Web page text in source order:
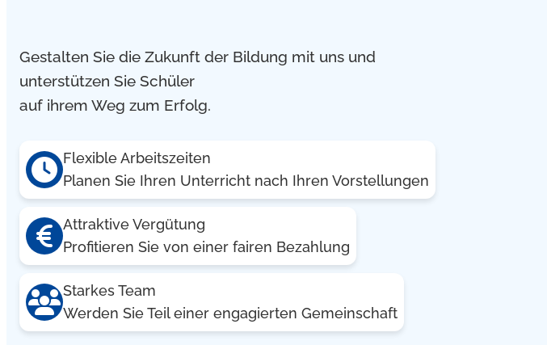
Gestalten Sie die Zukunft der Bildung mit uns und
unterstützen Sie Schüler
auf ihrem Weg zum Erfolg.
Flexible Arbeitszeiten
Planen Sie Ihren Unterricht nach Ihren Vorstellungen
Attraktive Vergütung
Profitieren Sie von einer fairen Bezahlung
Starkes Team
Werden Sie Teil einer engagierten Gemeinschaft